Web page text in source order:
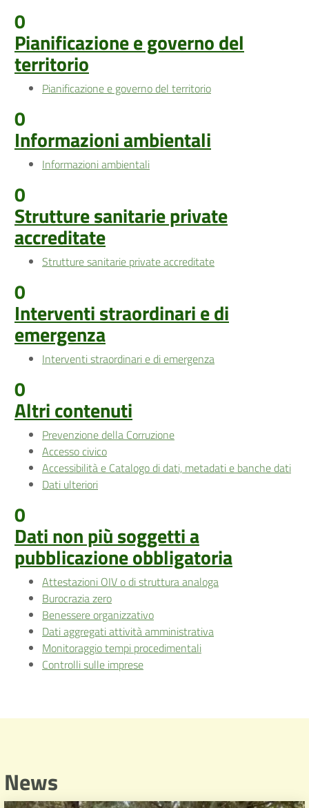
0
Pianificazione e governo del
territorio
Pianificazione e governo del territorio
0
Informazioni ambientali
Informazioni ambientali
0
Strutture sanitarie private
accreditate
Strutture sanitarie private accreditate
0
Interventi straordinari e di
emergenza
Interventi straordinari e di emergenza
0
Altri contenuti
Prevenzione della Corruzione
Accesso civico
Accessibilità e Catalogo di dati, metadati e banche dati
Dati ulteriori
0
Dati non più soggetti a
pubblicazione obbligatoria
Attestazioni OIV o di struttura analoga
Burocrazia zero
Benessere organizzativo
Dati aggregati attività amministrativa
Monitoraggio tempi procedimentali
Controlli sulle imprese
News